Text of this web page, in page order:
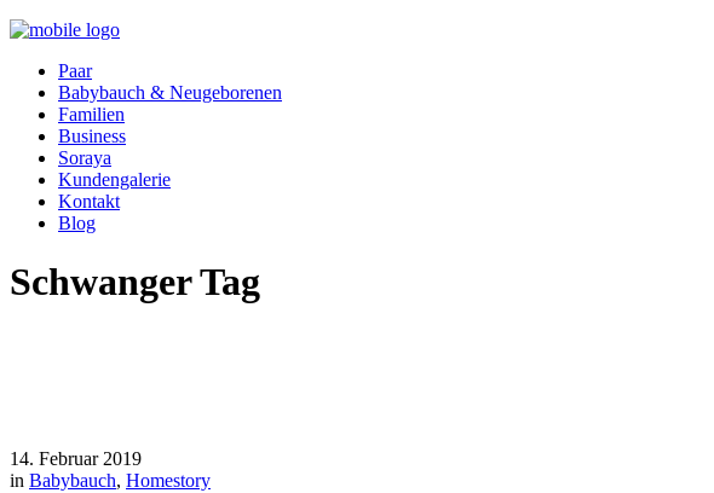
Paar
Babybauch & Neugeborenen
Familien
Business
Soraya
Kundengalerie
Kontakt
Blog
Schwanger Tag
14. Februar 2019
in Babybauch, Homestory